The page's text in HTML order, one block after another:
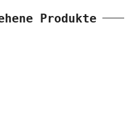
Produkte